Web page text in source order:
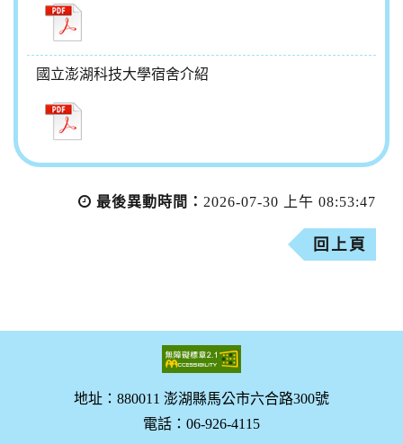
國立澎湖科技大學宿舍介紹
最後異動時間： 2026-07-30 上午 08:53:47
回上頁
地址：880011 澎湖縣馬公市六合路300號
電話：06-926-4115